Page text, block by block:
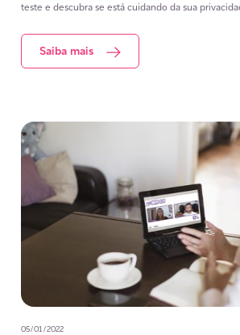
teste e descubra se está cuidando da sua
Saiba mais
05/01/2022